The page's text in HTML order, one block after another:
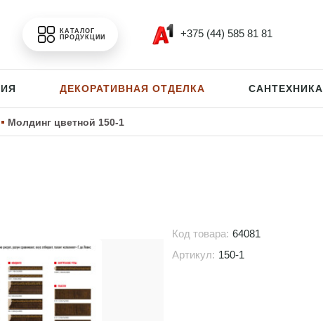
КАТАЛОГ
ПРОДУКЦИИ
+375 (44) 585 81 81
ДЕКОРАТИВНАЯ ОТДЕЛКА САНТЕХНИКА
Молдинг цветной 150-1
Код товара: 64081
Артикул: 150-1